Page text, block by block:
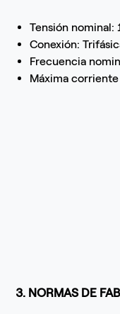
Tensión nominal:
Conexión:
Frecuencia
Máxima
3. NORMAS DE